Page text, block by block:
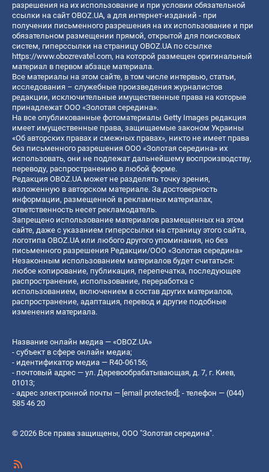
разрешения на их использование и при условии обязательной
ссылки на сайт OBOZ.UA, а для интернет-изданий - при
получении письменного разрешения на их использование и при
обязательном размещении прямой, открытой для поисковых
систем, гиперссылки на страницу OBOZ.UA по ссылке
https://www.obozrevatel.com, на которой размещен оригинальный
материал в первом абзаце материала.
Все материалы на этом сайте, в том числе интервью, статьи,
исследования – служебные произведения журналистов
редакции, исключительные имущественные права на которые
принадлежат ООО «Золотая середина».
На все опубликованные фотоматериалы Getty Images редакция
имеет имущественные права, защищаемые законом Украины
«Об авторских правах и смежных правах», никто не имеет права
без письменного разрешения ООО «Золотая середина» их
использовать, они не подлежат дальнейшему воспроизводству,
переводу, распространению в любой форме.
Редакция OBOZ.UA может не разделять точку зрения,
изложенную в авторском материале. За достоверность
информации, размещенной в рекламных материалах,
ответственность несет рекламодатель.
Запрещено использование материалов размещенных на этом
сайте, даже с указанием гиперссылки на страницу этого сайта,
логотипа OBOZ.UA или любого другого упоминания, но без
письменного разрешения Редакции/ООО «Золотая середина»
Незаконным использованием материалов будет считаться:
любое копирование, публикация, перепечатка, последующее
распространение, использование, переработка с
использованием, включением в состав других материалов,
распространение, адаптация, перевод и другие подобные
изменения материала.
Название онлайн медиа — «OBOZ.UA»
- субъект в сфере онлайн медиа;
- идентификатор медиа — R40-06156;
- почтовый адрес — ул. Деревообрабатывающая, д. 7, г. Киев,
01013;
- адрес электронной почты — [email protected]; - телефон — (044)
585 46 20
© 2026 Все права защищены, ООО "Золотая середина".